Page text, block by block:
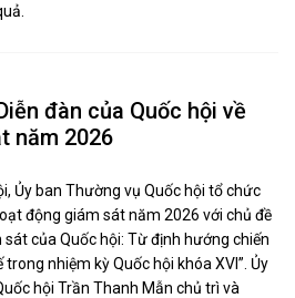
đàn của Quốc hội về
năm 2026
Ủy ban Thường vụ Quốc hội tổ chức
động giám sát năm 2026 với chủ đề
của Quốc hội: Từ định hướng chiến
nhiệm kỳ Quốc hội khóa XVI”. Ủy
hội Trần Thanh Mẫn chủ trì và